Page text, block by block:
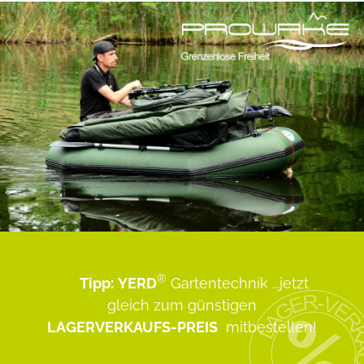
Tipp: YERD® Gartentechnik ...jetzt
gleich zum günstigen
LAGERVERKAUFS-PREIS mitbestellen!